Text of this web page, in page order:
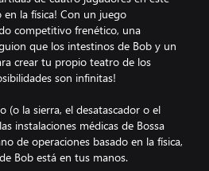
la física! Con un juego
competitivo frenético, una
que los intestinos de Bob y un
crear tu propio teatro de los
son infinitas!
(o la sierra, el desatascador o el
instalaciones médicas de Bossa
de operaciones basado en la física,
Bob está en tus manos.